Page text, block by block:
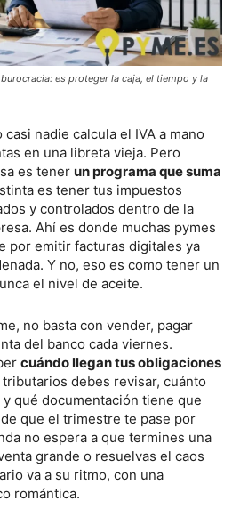
es proteger la caja, el tiempo y la
nadie calcula el IVA a mano
en una libreta vieja. Pero
es tener un programa que suma
es tener tus impuestos
y controlados dentro de la
Ahí es donde muchas pymes
por emitir facturas digitales ya
Y no, eso es como tener un
el nivel de aceite.
no basta con vender, pagar
del banco cada viernes.
cuándo llegan tus obligaciones
debes revisar, cuánto
qué documentación tiene que
que el trimestre te pase por
no espera a que termines una
grande o resuelvas el caos
va a su ritmo, con una
romántica.